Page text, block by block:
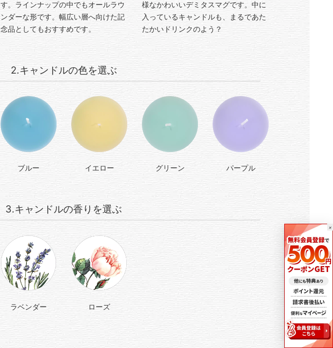
す。ラインナップの中でもオールラウ
ンダーな形です。幅広い層へ向けた記
念品としてもおすすめです。
様なかわいいデミタスマグです。中に
入っているキャンドルも、まるであた
たかいドリンクのよう？
2.キャンドルの色を選ぶ
ブルー イエロー グリーン パープル
3.キャンドルの香りを選ぶ
ラベンダー ローズ
×